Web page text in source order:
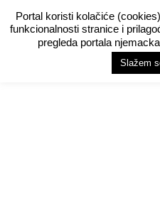
Portal koristi kolačiće
funkcionalnosti stranice i
pregleda portala
Slažem